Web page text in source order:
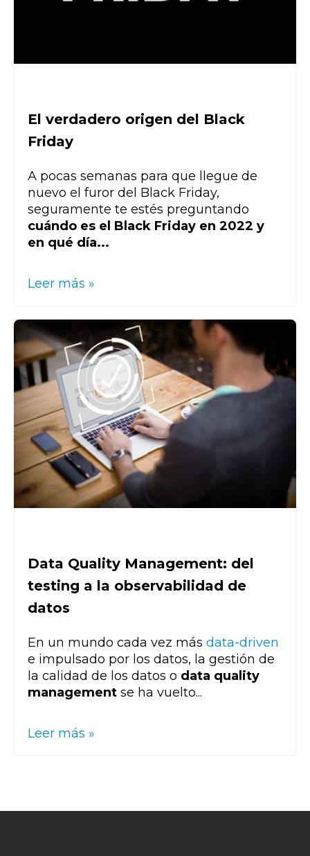
El verdadero origen del Black
Friday
A pocas semanas para que llegue de
nuevo el furor del Black Friday,
seguramente te estés preguntando
cuándo es el Black Friday en 2022 y
en qué día...
Leer más »
Data Quality Management: del
testing a la observabilidad de
datos
En un mundo cada vez más data-driven
e impulsado por los datos, la gestión de
la calidad de los datos o data quality
management se ha vuelto...
Leer más »